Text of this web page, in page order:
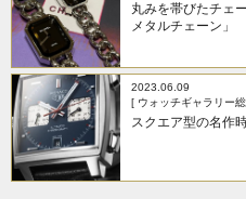
丸みを帯びたチェ
メタルチェーン」
2023.06.09
[ ウォッチギャラリー
スクエア型の名作